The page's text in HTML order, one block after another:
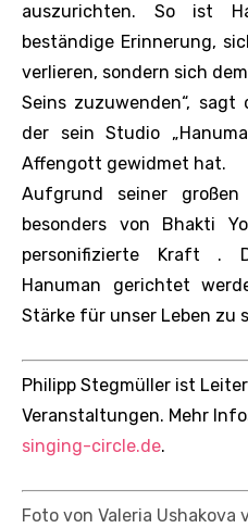
auszurichten. So ist
beständige Erinnerung,
verlieren, sondern sich
Seins zuzuwenden“, sagt
der sein Studio
Affengott gewidmet hat.
Aufgrund seiner
besonders von Bhakti
personifizierte Kraft .
Hanuman gerichtet
Stärke für unser Leben zu
Philipp Stegmüller ist
Veranstaltungen. Mehr
singing-circle.de.
Foto von Valeria Ushakova